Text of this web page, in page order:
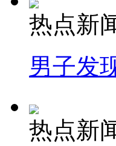
热点新
男子发
热点新